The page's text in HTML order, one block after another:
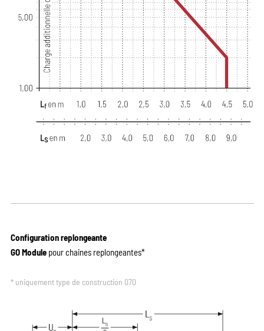
Configuration replongeante
GO Modulepour chaines replongeantes*
* uniquement type de construction 070